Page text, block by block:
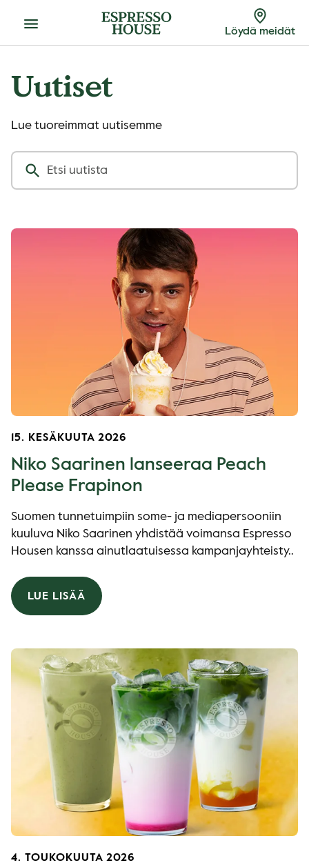
Menu Löydä meidät
Uutiset
Lue tuoreimmat uutisemme
15. KESÄKUUTA 2026
Niko Saarinen lanseeraa Peach
Please Frapinon
Suomen tunnetuimpiin some- ja mediapersooniin
kuuluva Niko Saarinen yhdistää voimansa Espresso
Housen kanssa ainutlaatuisessa kampanjayhteisty..
LUE LISÄÄ
4. TOUKOKUUTA 2026